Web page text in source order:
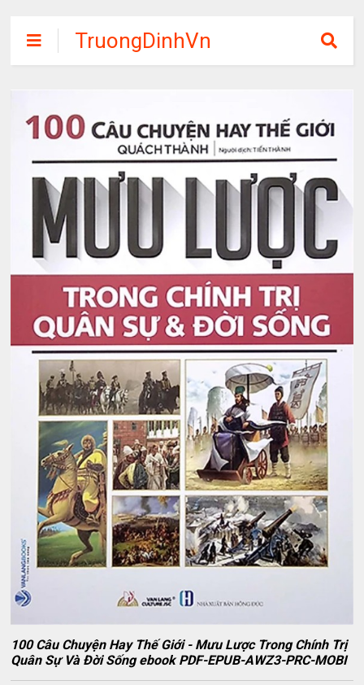
TruongDinhVn
Chia sẽ ebook,
phần mềm học
tập miễn phí
100 Câu Chuyện Hay Thế Giới - Mưu Lược Trong Chính Trị
Quân Sự Và Đời Sống ebook PDF-EPUB-AWZ3-PRC-MOBI